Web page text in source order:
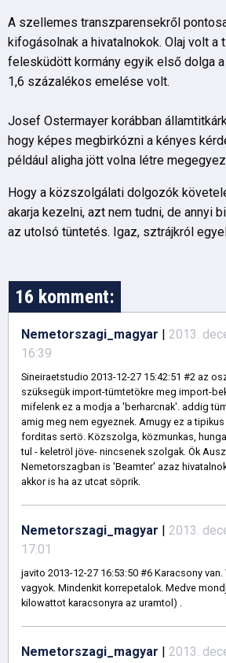
A szellemes transzparensekről
kifogásolnak a hivatalnokok. Olaj volt a
felesküdött kormány egyik első dolga
1,6 százalékos emelése volt.
Josef Ostermayer korábban
hogy képes megbirkózni a kényes
például aligha jött volna létre
Hogy a közszolgálati dolgozók
akarja kezelni, azt nem tudni, de annyi
az utolsó tüntetés. Igaz, sztrájkról
16 komment:
Nemetorszagi_magyar | 2013.
16:39
Sineiraetstudio 2013-12-27 15:42:51 #2 az
szüksegük import-tümtetökre meg import-
mifelenk ez a modja a 'berharcnak'. addig
amig meg nem egyeznek. Amugy ez a
forditas sertö. Közszolga, közmunkas,
tul - keletröl jöve- nincsenek szolgak. Ök
Nemetorszagban is 'Beamter' azaz
akkor is ha az utcat söprik.
Nemetorszagi_magyar | 2013.
17:01
javito 2013-12-27 16:53:50 #6 Karacsony
vagyok. Mindenkit korrepetalok. Medve
kilowattot karacsonyra az uramtol) .
Nemetorszagi_magyar | 2013.